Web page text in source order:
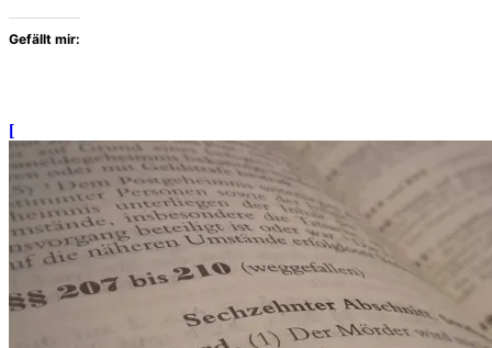
Gefällt mir:
[